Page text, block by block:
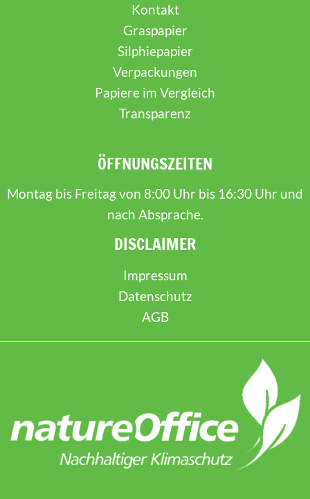
Kontakt
Graspapier
Silphiepapier
Verpackungen
Papiere im Vergleich
Transparenz
ÖFFNUNGSZEITEN
Montag bis Freitag von 8:00 Uhr bis 16:30 Uhr und
nach Absprache.
DISCLAIMER
Impressum
Datenschutz
AGB